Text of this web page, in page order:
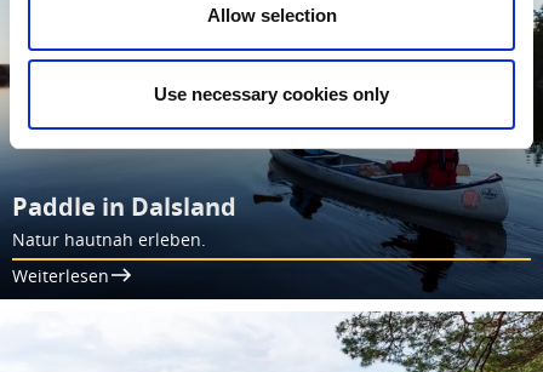
Allow selection
Use necessary cookies only
Paddle in Dalsland
Natur hautnah erleben.
Weiterlesen